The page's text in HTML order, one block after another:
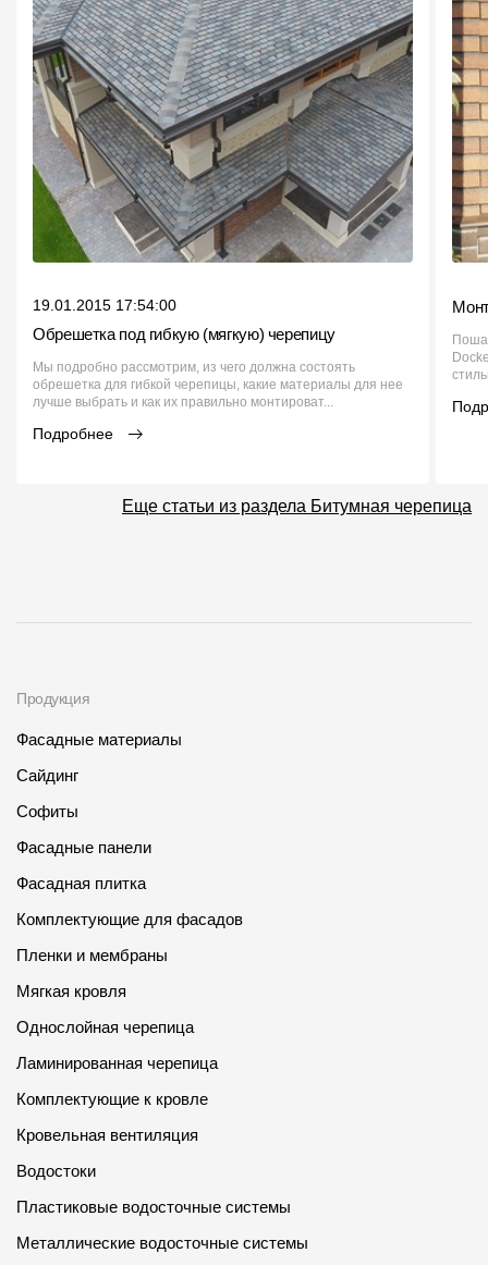
19.01.2015 17:54:00
Обрешетка под гибкую (мягкую) черепицу
Мы подробно рассмотрим, из чего должна состоять
обрешетка для гибкой черепицы, какие материалы для нее
лучше выбрать и как их правильно монтироват...
Подробнее
Еще статьи из раздела Битумная черепица
Продукция
Фасадные материалы
Сайдинг
Софиты
Фасадные панели
Фасадная плитка
Комплектующие для фасадов
Пленки и мембраны
Мягкая кровля
Однослойная черепица
Ламинированная черепица
Комплектующие к кровле
Кровельная вентиляция
Водостоки
Пластиковые водосточные системы
Металлические водосточные системы